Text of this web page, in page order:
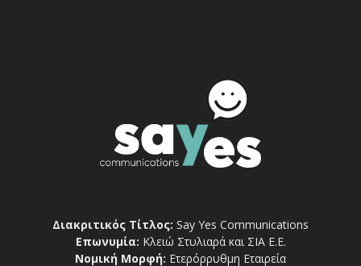
Διακριτικός Τίτλος: Say Yes Communications
Επωνυμία: Κλειώ Στυλιαρά και ΣΙΑ Ε.Ε.
Νομική Μορφή: Ετερόρρυθμη Εταιρεία